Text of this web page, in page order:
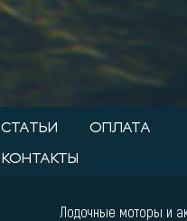
СТАТЬИ ОПЛАТА
КОНТАКТЫ
Лодочные моторы и